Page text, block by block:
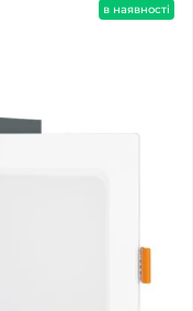
в наявності